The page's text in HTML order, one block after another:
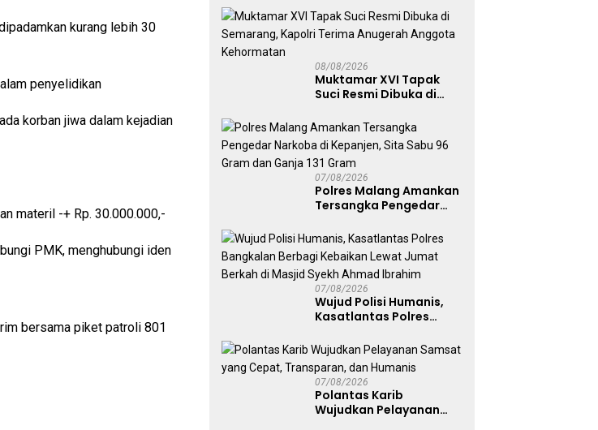
kurang lebih 30
penyelidikan
korban jiwa dalam kejadian
materil -+ Rp. 30.000.000,-
PMK, menghubungi iden
bersama piket patroli 801
Jadi Jembatan Aspirasi
Buruh
08/08/2026
Muktamar XVI Tapak
Suci Resmi Dibuka di
Terima Anugerah
Anggota Kehormatan
07/08/2026
Polres Malang Amankan
Tersangka Pengedar
Sita Sabu 96 Gram dan
Ganja 131 Gram
07/08/2026
Wujud Polisi Humanis,
Kasatlantas Polres
Kebaikan Lewat Jumat
Berkah di Masjid Syekh
Ahmad Ibrahim
07/08/2026
Polantas Karib
Wujudkan Pelayanan